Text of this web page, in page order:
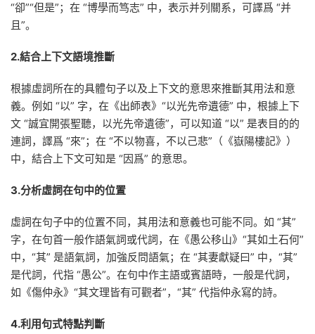
“卻”“但是”；在 “博學而笃志” 中，表示并列關系，可譯爲 “并
且”。
2.結合上下文語境推斷
根據虛詞所在的具體句子以及上下文的意思來推斷其用法和意
義。例如 “以” 字，在《出師表》“以光先帝遺德” 中，根據上下
文 “誠宜開張聖聽，以光先帝遺德”，可以知道 “以” 是表目的的
連詞，譯爲 “來”；在 “不以物喜，不以己悲”（《嶽陽樓記》）
中，結合上下文可知是 “因爲” 的意思。
3.分析虛詞在句中的位置
虛詞在句子中的位置不同，其用法和意義也可能不同。如 “其”
字，在句首一般作語氣詞或代詞，在《愚公移山》“其如土石何”
中，“其” 是語氣詞，加強反問語氣；在 “其妻獻疑曰” 中，“其”
是代詞，代指 “愚公”。在句中作主語或賓語時，一般是代詞，
如《傷仲永》“其文理皆有可觀者”，“其” 代指仲永寫的詩。
4.利用句式特點判斷